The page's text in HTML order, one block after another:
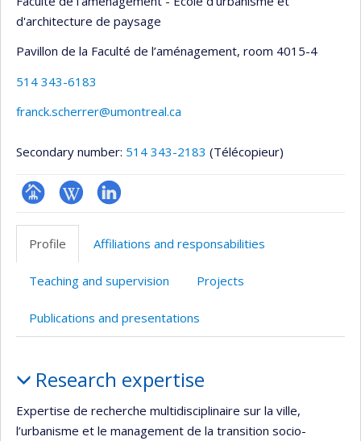
d'architecture de paysage
Pavillon de la Faculté de l’aménagement, room 4015-4
514 343-6183
franck.scherrer@umontreal.ca
Secondary number: 514 343-2183 (Télécopieur)
Page
professionnelle
Wiki
LinkedIn
Profile
Affiliations and responsabilities
Teaching and supervision Projects
Publications and presentations
Research expertise
Expertise de recherche multidisciplinaire sur la ville,
l’urbanisme et le management de la transition socio-